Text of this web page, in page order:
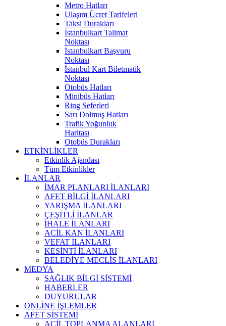
Metro Hatları
Ulaşım Ücret Tarifeleri
Taksi Durakları
İstanbulkart Talimat
Noktası
İstanbulkart Başvuru
Noktası
İstanbul Kart Biletmatik
Noktası
Otobüs Hatları
Minibüs Hatları
Ring Seferleri
Sarı Dolmuş Hatları
Trafik Yoğunluk
Haritası
Otobüs Durakları
ETKİNLİKLER
Etkinlik Ajandası
Tüm Etkinlikler
İLANLAR
İMAR PLANLARI İLANLARI
AFET BİLGİ İLANLARI
YARIŞMA İLANLARI
ÇEŞİTLİ İLANLAR
İHALE İLANLARI
ACİL KAN İLANLARI
VEFAT İLANLARI
KESİNTİ İLANLARI
BELEDİYE MECLİS İLANLARI
MEDYA
SAĞLIK BİLGİ SİSTEMİ
HABERLER
DUYURULAR
ONLİNE İŞLEMLER
AFET SİSTEMİ
ACİL TOPLANMA ALANLARI